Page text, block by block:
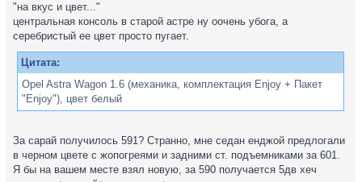
"на вкус и цвет..."
центральная консоль в старой астре ну оочень убога, а
серебристый ее цвет просто пугает.
Цитата:
Opel Astra Wagon 1.6 (механика, комплектация Enjoy + Пакет
"Enjoy"), цвет белый
За сарай получилось 591? Странно, мне седан енджой предлогали
в черном цвете с жопогреями и задними ст. подъемниками за 601.
Я бы на вашем месте взял новую, за 590 получается 5дв хеч